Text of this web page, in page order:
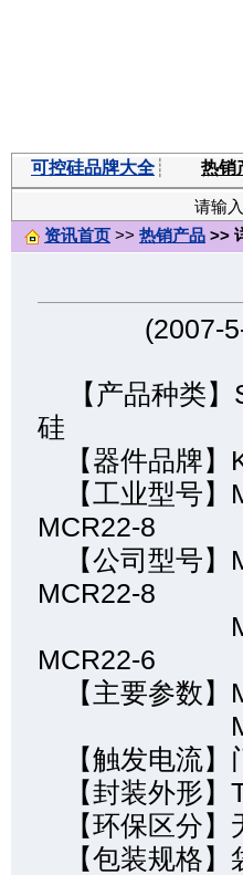
可控硅品牌大全 ┊ 热销
请输
资讯首页 >> 热销产品 >>
(2007-
【产品种类】
硅
【器件品牌】
【工业型号】
MCR22-8
【公司型号】
MCR22-8
MCR22-6
【主要参数】
MCR22-
【触发电流】
【封装外形】
【环保区分】
【包装规格】